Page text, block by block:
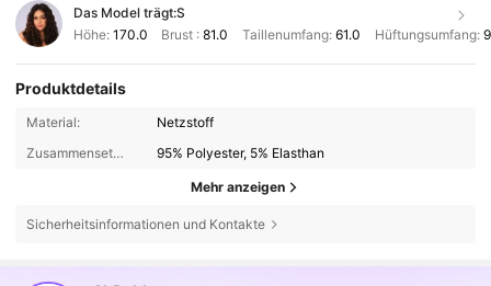
Das Model trägt:S
Höhe: 170.0 Brust :81.0 Taillenumfang: 61.0 Hüftungsumfang:
Produktdetails
Material:
Netzstoff
Zusammensetzung:
95% Polyester, 5% Elasthan
Mehr anzeigen
Sicherheitsinformationen und Kontakte